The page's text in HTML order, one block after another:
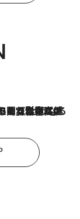
で続く？《エネルギー専門家に聞く“どうなる日本の暮らし”》